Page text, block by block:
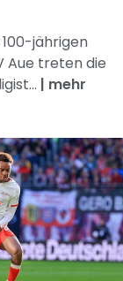
jährigen
Aue treten die
| mehr